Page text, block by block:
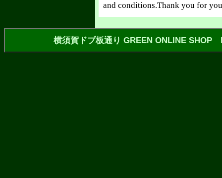
and conditions.Thank you for
横須賀ドブ板通り GREEN ONLINE